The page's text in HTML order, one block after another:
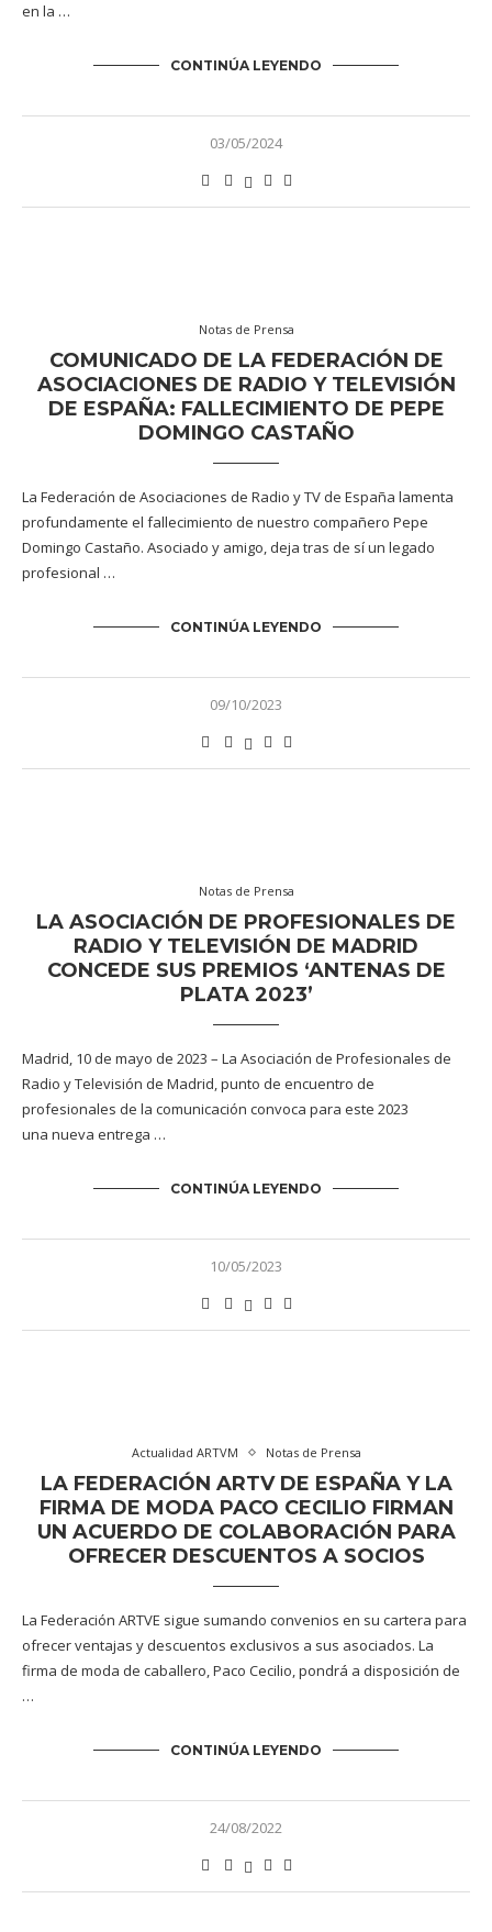
en la …
CONTINÚA LEYENDO
03/05/2024
Notas de Prensa
COMUNICADO DE LA FEDERACIÓN DE
ASOCIACIONES DE RADIO Y TELEVISIÓN
DE ESPAÑA: FALLECIMIENTO DE PEPE
DOMINGO CASTAÑO
La Federación de Asociaciones de Radio y TV de España lamenta
profundamente el fallecimiento de nuestro compañero Pepe
Domingo Castaño. Asociado y amigo, deja tras de sí un legado
profesional …
CONTINÚA LEYENDO
09/10/2023
Notas de Prensa
LA ASOCIACIÓN DE PROFESIONALES DE
RADIO Y TELEVISIÓN DE MADRID
CONCEDE SUS PREMIOS ‘ANTENAS DE
PLATA 2023’
Madrid, 10 de mayo de 2023 – La Asociación de Profesionales de
Radio y Televisión de Madrid, punto de encuentro de
profesionales de la comunicación convoca para este 2023
una nueva entrega …
CONTINÚA LEYENDO
10/05/2023
Actualidad ARTVM Notas de Prensa
LA FEDERACIÓN ARTV DE ESPAÑA Y LA
FIRMA DE MODA PACO CECILIO FIRMAN
UN ACUERDO DE COLABORACIÓN PARA
OFRECER DESCUENTOS A SOCIOS
La Federación ARTVE sigue sumando convenios en su cartera para
ofrecer ventajas y descuentos exclusivos a sus asociados. La
firma de moda de caballero, Paco Cecilio, pondrá a disposición de
…
CONTINÚA LEYENDO
24/08/2022